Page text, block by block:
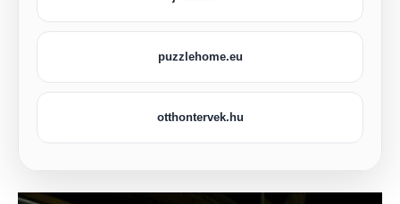
puzzlehome.eu
otthontervek.hu